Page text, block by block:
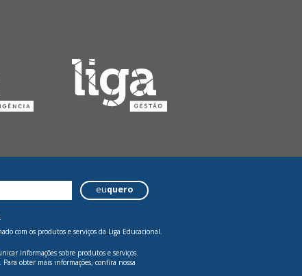
euquero
com os produtos e serviços da Liga Educacional.
informações sobre produtos e serviços.
obter mais informações, confira nossa